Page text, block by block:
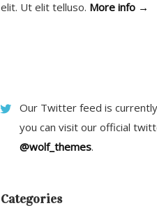
elit. Ut elit telluso. More info →
Our Twitter feed is
you can visit our official
@wolf_themes.
Categories